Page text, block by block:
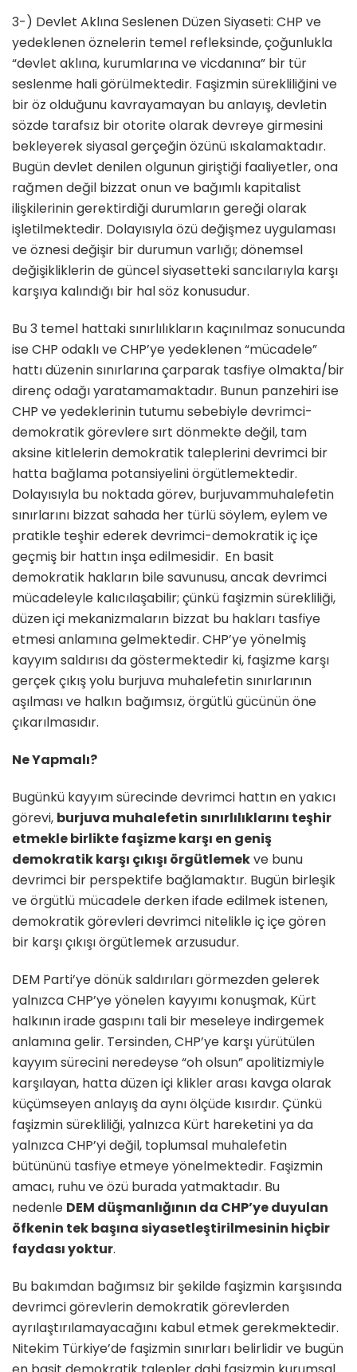
3-) Devlet Aklına Seslenen Düzen Siyaseti: CHP ve
yedeklenen öznelerin temel refleksinde, çoğunlukla
“devlet aklına, kurumlarına ve vicdanına” bir tür
seslenme hali görülmektedir. Faşizmin sürekliliğini ve
bir öz olduğunu kavrayamayan bu anlayış, devletin
sözde tarafsız bir otorite olarak devreye girmesini
bekleyerek siyasal gerçeğin özünü ıskalamaktadır.
Bugün devlet denilen olgunun giriştiği faaliyetler, ona
rağmen değil bizzat onun ve bağımlı kapitalist
ilişkilerinin gerektirdiği durumların gereği olarak
işletilmektedir. Dolayısıyla özü değişmez uygulaması
ve öznesi değişir bir durumun varlığı; dönemsel
değişikliklerin de güncel siyasetteki sancılarıyla karşı
karşıya kalındığı bir hal söz konusudur.
Bu 3 temel hattaki sınırlılıkların kaçınılmaz sonucunda
ise CHP odaklı ve CHP’ye yedeklenen “mücadele”
hattı düzenin sınırlarına çarparak tasfiye olmakta/bir
direnç odağı yaratamamaktadır. Bunun panzehiri ise
CHP ve yedeklerinin tutumu sebebiyle devrimci-
demokratik görevlere sırt dönmekte değil, tam
aksine kitlelerin demokratik taleplerini devrimci bir
hatta bağlama potansiyelini örgütlemektedir.
Dolayısıyla bu noktada görev, burjuvammuhalefetin
sınırlarını bizzat sahada her türlü söylem, eylem ve
pratikle teşhir ederek devrimci-demokratik iç içe
geçmiş bir hattın inşa edilmesidir. En basit
demokratik hakların bile savunusu, ancak devrimci
mücadeleyle kalıcılaşabilir; çünkü faşizmin sürekliliği,
düzen içi mekanizmaların bizzat bu hakları tasfiye
etmesi anlamına gelmektedir. CHP’ye yönelmiş
kayyım saldırısı da göstermektedir ki, faşizme karşı
gerçek çıkış yolu burjuva muhalefetin sınırlarının
aşılması ve halkın bağımsız, örgütlü gücünün öne
çıkarılmasıdır.
Ne Yapmalı?
Bugünkü kayyım sürecinde devrimci hattın en yakıcı
görevi, burjuva muhalefetin sınırlılıklarını teşhir
etmekle birlikte faşizme karşı en geniş
demokratik karşı çıkışı örgütlemekve bunu
devrimci bir perspektife bağlamaktır. Bugün birleşik
ve örgütlü mücadele derken ifade edilmek istenen,
demokratik görevleri devrimci nitelikle iç içe gören
bir karşı çıkışı örgütlemek arzusudur.
DEM Parti’ye dönük saldırıları görmezden gelerek
yalnızca CHP’ye yönelen kayyımı konuşmak, Kürt
halkının irade gaspını tali bir meseleye indirgemek
anlamına gelir. Tersinden, CHP’ye karşı yürütülen
kayyım sürecini neredeyse “oh olsun” apolitizmiyle
karşılayan, hatta düzen içi klikler arası kavga olarak
küçümseyen anlayış da aynı ölçüde kısırdır. Çünkü
faşizmin sürekliliği, yalnızca Kürt hareketini ya da
yalnızca CHP’yi değil, toplumsal muhalefetin
bütününü tasfiye etmeye yönelmektedir. Faşizmin
amacı, ruhu ve özü burada yatmaktadır. Bu
nedenle DEM düşmanlığının da CHP’ye duyulan
öfkenin tek başına siyasetleştirilmesinin hiçbir
faydası yoktur.
Bu bakımdan bağımsız bir şekilde faşizmin karşısında
devrimci görevlerin demokratik görevlerden
ayrılaştırılamayacağını kabul etmek gerekmektedir.
Nitekim Türkiye’de faşizmin sınırları belirlidir ve bugün